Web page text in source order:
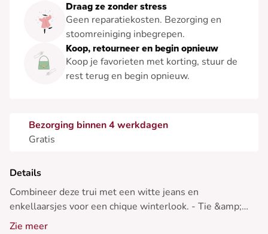
Draag ze zonder stress
Geen reparatiekosten. Bezorging en
stoomreiniging inbegrepen.
Koop, retourneer en begin opnieuw
Koop je favorieten met korting, stuur de
rest terug en begin opnieuw.
Bezorging binnen 4 werkdagen
Gratis
Details
Combineer deze trui met een witte jeans en
enkellaarsjes voor een chique winterlook. - Tie &amp;
dye-trui met lange mouwen - Casual snit - V-hals -
Zie meer